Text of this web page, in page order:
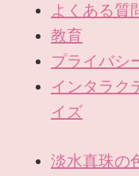
よくある質
教育
プライバシ
インタラク
イズ
淡水真珠の